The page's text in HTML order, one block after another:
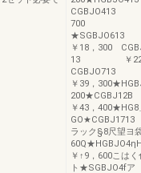
￥18，300
13 ￥22，
￥39，
￥43，
ラック§8尺
￥↑9，600こは
ト